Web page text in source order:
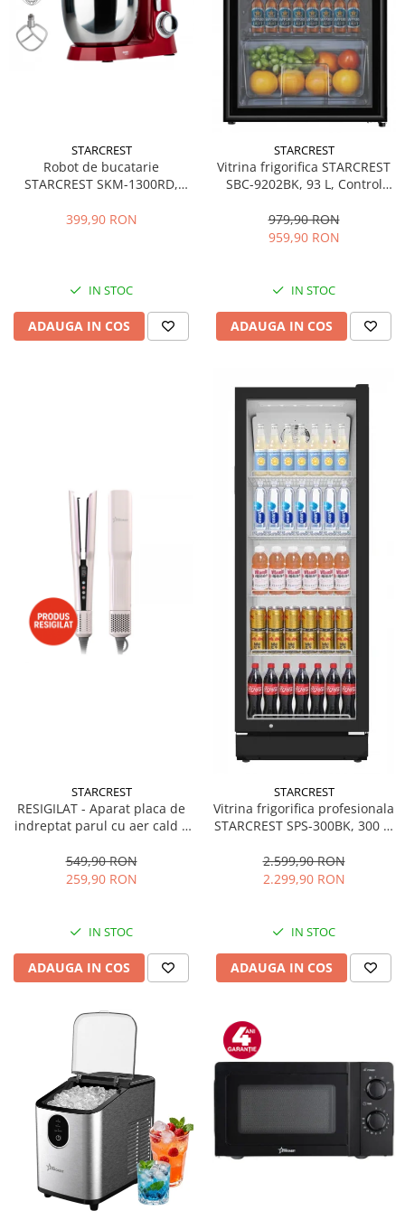
STARCREST
Robot de bucatarie
STARCREST SKM-1300RD,
Accesorii, 10 Viteze + Pulse,
399,90 RON
IN STOC
ADAUGA IN COS
STARCREST
Vitrina frigorifica STARCREST
SBC-9202BK, 93 L, Control
83.2 cm, Negru
979,90 RON
959,90 RON
IN STOC
ADAUGA IN COS
STARCREST
RESIGILAT - Aparat placa de
indreptat parul cu aer cald 2
1300 W, Uscare si indreptare,
Afisaj LCD, Tehnologie cu ioni
549,90 RON
259,90 RON
IN STOC
ADAUGA IN COS
STARCREST
Vitrina frigorifica profesionala
STARCREST SPS-300BK, 300 L,
LED, H 169.5 cm, Negru
2.599,90 RON
2.299,90 RON
IN STOC
ADAUGA IN COS